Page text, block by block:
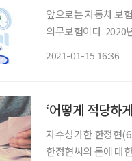
앞으로는 자동차 보험료를 클릭 한
의무보험이다. 2020
2021-01-15 16:36
‘어떻게 적당하
자수성가한 한정현
한정현씨의 돈에 대